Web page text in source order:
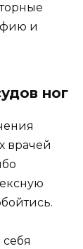
и
ног
врачей